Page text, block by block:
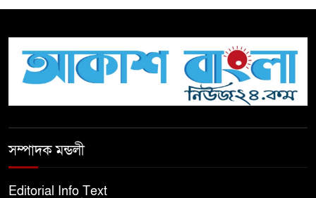
টিকটকে অশালীন কনটেন্ট ও অনলাইন
হয়রানির অভিযোগে ব্রাহ্মণবাড়িয়ায়
সম্পাদক মন্ডলী
Editorial Info Text